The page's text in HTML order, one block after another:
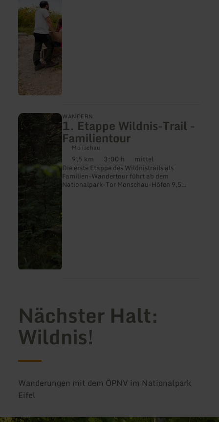
WANDERN
1. Etappe Wildnis-Trail -
Familientour
Monschau
Distanz:
9,5 km Dauer:
3:00 h Anforderung:
mittel
Die erste Etappe des Wildnistrails als
Familien-Wandertour führt ab dem
Nationalpark-Tor Monschau-Höfen 9,5
mehr
erfahren
zu:
Trail
Nächster Halt:
Wildnis!
Wanderungen mit dem ÖPNV im Nationalpark
Eifel